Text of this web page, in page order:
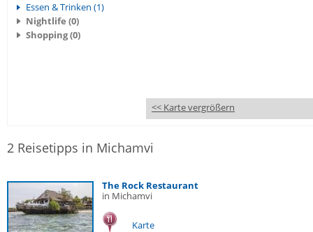
Essen & Trinken (1)
Nightlife (0)
Shopping (0)
<< Karte vergrößern
2 Reisetipps in Michamvi
The Rock Restaurant
in Michamvi
Karte